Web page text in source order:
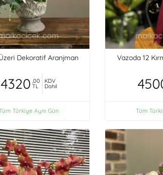
Dekoratif Aranjman
4320 ,00
TL
KDV
Dahil
Türkiye Aynı Gün
Vazoda 12
Tüm